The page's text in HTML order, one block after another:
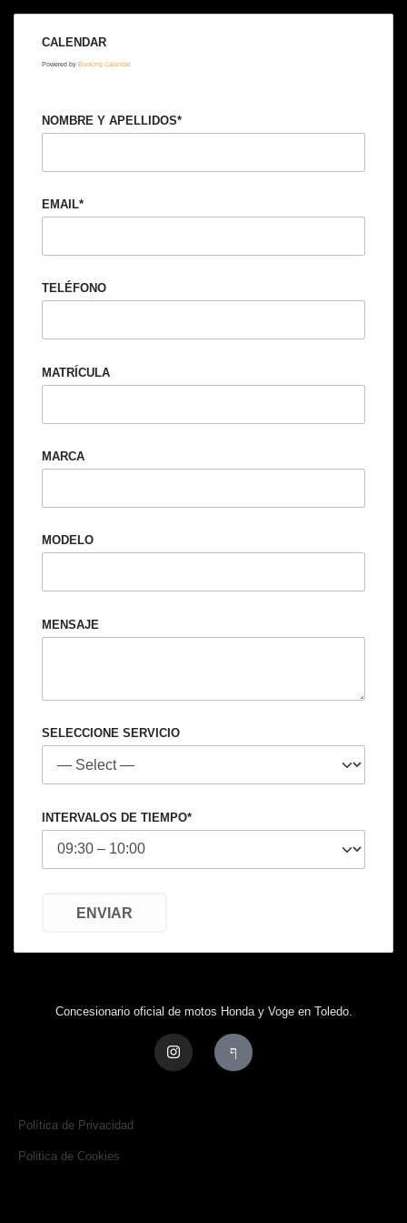
CALENDAR
Powered by Booking Calendar
NOMBRE Y APELLIDOS*
EMAIL*
TELÉFONO
MATRÍCULA
MARCA
MODELO
MENSAJE
SELECCIONE SERVICIO
INTERVALOS DE TIEMPO*
Concesionario oficial de motos Honda y Voge en Toledo.
Política de Privacidad
Politica de Cookies